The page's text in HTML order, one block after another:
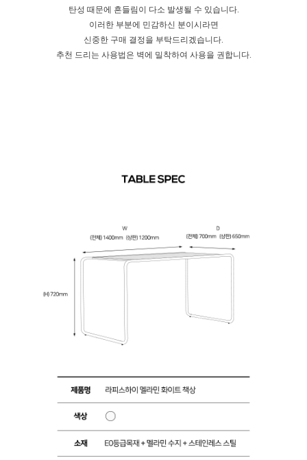
탄성 때문에 흔들림이 다소 발생될 수 있습니다.
이러한 부분에 민감하신 분이시라면
신중한 구매 결정을 부탁드리겠습니다.
추천 드리는 사용법은 벽에 밀착하여 사용을 권합니다.